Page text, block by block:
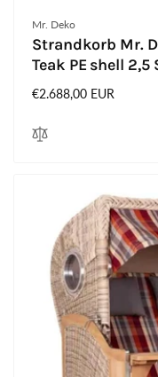
Anbieter:
Mr. Deko
Strandkorb Mr.
Teak PE shell
Normaler
€2.688,00 EUR